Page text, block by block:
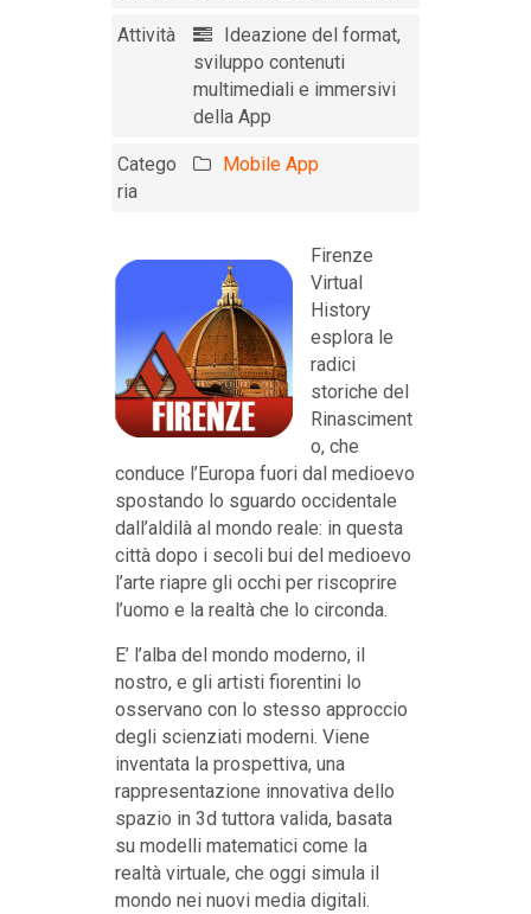
Attività
Ideazione del format,
sviluppo contenuti
multimediali e immersivi
della App
Catego
ria
Mobile App
Firenze
Virtual
History
esplora le
radici
storiche del
Rinasciment
o, che
conduce l’Europa fuori dal medioevo
spostando lo sguardo occidentale
dall’aldilà al mondo reale: in questa
città dopo i secoli bui del medioevo
l’arte riapre gli occhi per riscoprire
l’uomo e la realtà che lo circonda.
E’ l’alba del mondo moderno, il
nostro, e gli artisti fiorentini lo
osservano con lo stesso approccio
degli scienziati moderni. Viene
inventata la prospettiva, una
rappresentazione innovativa dello
spazio in 3d tuttora valida, basata
su modelli matematici come la
realtà virtuale, che oggi simula il
mondo nei nuovi media digitali.